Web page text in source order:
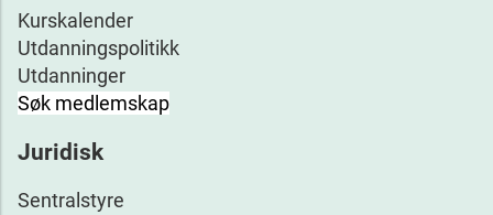
Kurskalender
Utdanningspolitikk
Utdanninger
Søk medlemskap
Juridisk
Sentralstyre